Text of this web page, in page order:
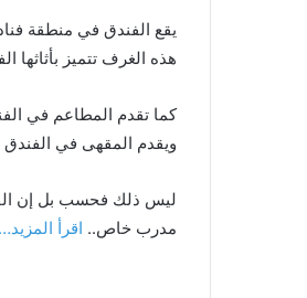
يقع الفندق في منطقة
هذه الغرف تتميز بأثاثها
كما تقدم المطاعم في
ويقدم المقهى في الفندق
ليس ذلك فحسب بل إن
مدرب خاص.. اقرأ